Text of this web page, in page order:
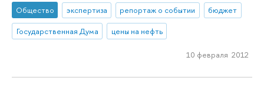
Общество экспертиза репортаж о событии
бюджет
Государственная Дума
цены на нефть
10 февраля 2012